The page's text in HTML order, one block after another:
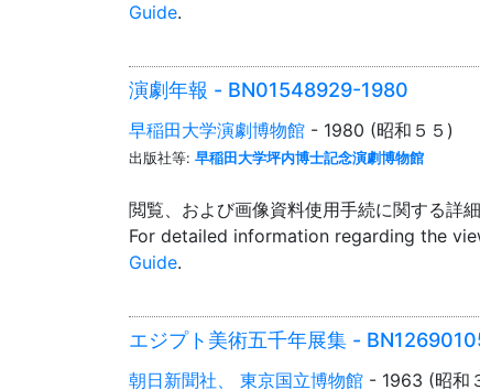
Guide.
演劇年報 - BN01548929-1980
早稲田大学演劇博物館 - 1980 (昭和５５)
出版社等: 早稲田大学坪内博士記念演劇博物館
閲覧、および画像資料使用手続に関する詳
For detailed information regarding the
Guide.
エジプト美術五千年展集 -
朝日新聞社、 東京国立博物館 - 1963 (昭和